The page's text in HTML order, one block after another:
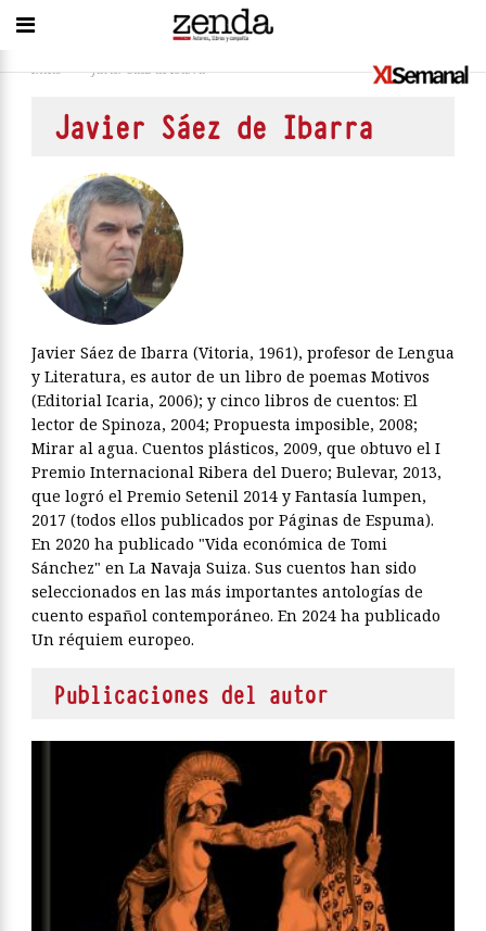
Inicio > Javier Sáez de Ibarra
Javier Sáez de Ibarra
Javier Sáez de Ibarra (Vitoria, 1961), profesor de Lengua
y Literatura, es autor de un libro de poemas Motivos
(Editorial Icaria, 2006); y cinco libros de cuentos: El
lector de Spinoza, 2004; Propuesta imposible, 2008;
Mirar al agua. Cuentos plásticos, 2009, que obtuvo el I
Premio Internacional Ribera del Duero; Bulevar, 2013,
que logró el Premio Setenil 2014 y Fantasía lumpen,
2017 (todos ellos publicados por Páginas de Espuma).
En 2020 ha publicado "Vida económica de Tomi
Sánchez" en La Navaja Suiza. Sus cuentos han sido
seleccionados en las más importantes antologías de
cuento español contemporáneo. En 2024 ha publicado
Un réquiem europeo.
Publicaciones del autor